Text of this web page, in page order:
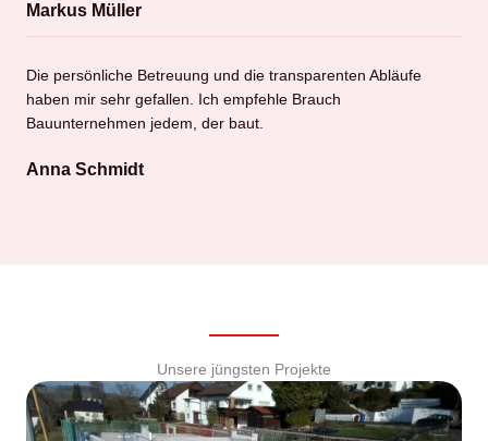
Markus Müller
Die persönliche Betreuung und die transparenten Abläufe
haben mir sehr gefallen. Ich empfehle Brauch
Bauunternehmen jedem, der baut.
Anna Schmidt
Unsere jüngsten Projekte